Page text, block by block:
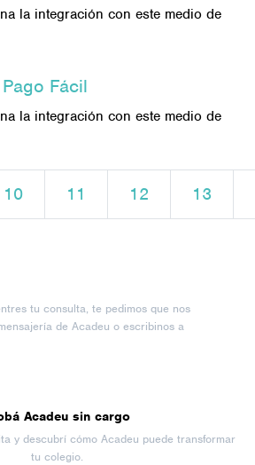
la integración con este medio de
Fácil
la integración con este medio de
10 11 12 13
tu consulta, te pedimos que nos
de Acadeu o escribinos a
Acadeu sin cargo
y descubrí cómo Acadeu puede transformar
tu colegio.